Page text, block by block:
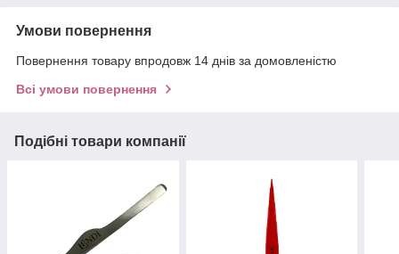
Умови повернення
Повернення товару впродовж 14 днів за домовленістю
Всі умови повернення
Подібні товари компанії